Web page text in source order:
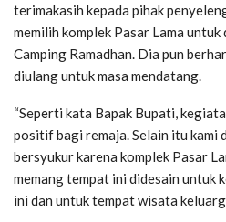
terimakasih kepada pihak
memilih komplek Pasar Lama
Camping Ramadhan. Dia pun
diulang untuk masa mendatang.
“Seperti kata Bapak Bupati,
positif bagi remaja. Selain itu kami
bersyukur karena komplek Pasar
memang tempat ini didesain untuk
ini dan untuk tempat wisata